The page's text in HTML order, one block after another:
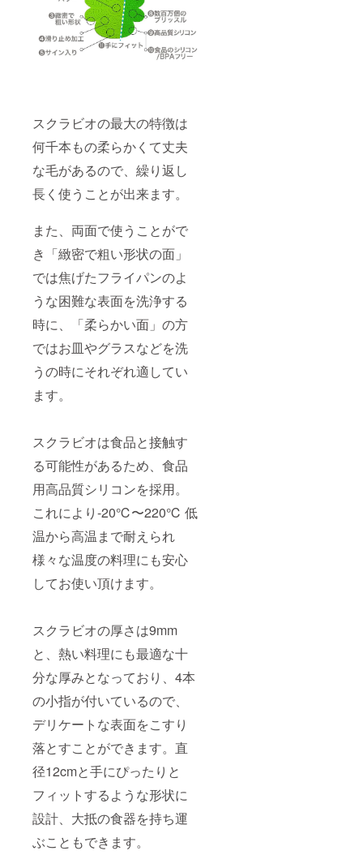
スクラビオの最大の特徴は
何千本もの柔らかくて丈夫
な毛があるので、繰り返し
長く使うことが出来ます。
また、両面で使うことがで
き「緻密で粗い形状の面」
では焦げたフライパンのよ
うな困難な表面を洗浄する
時に、「柔らかい面」の方
ではお皿やグラスなどを洗
うの時にそれぞれ適してい
ます。
スクラビオは食品と接触す
る可能性があるため、食品
用高品質シリコンを採用。
これにより-20℃〜220℃ 低
温から高温まで耐えられ
様々な温度の料理にも安心
してお使い頂けます。
スクラビオの厚さは9mm
と、熱い料理にも最適な十
分な厚みとなっており、4本
の小指が付いているので、
デリケートな表面をこすり
落とすことができます。直
径12cmと手にぴったりと
フィットするような形状に
設計、大抵の食器を持ち運
ぶこともできます。